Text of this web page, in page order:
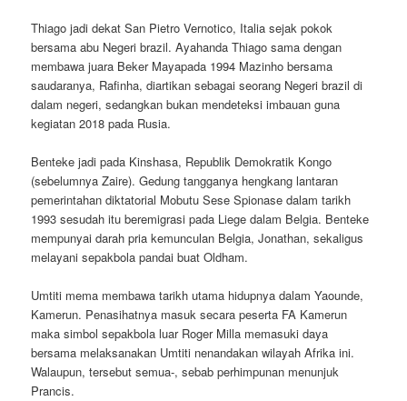
Thiago jadi dekat San Pietro Vernotico, Italia sejak pokok
bersama abu Negeri brazil. Ayahanda Thiago sama dengan
membawa juara Beker Mayapada 1994 Mazinho bersama
saudaranya, Rafinha, diartikan sebagai seorang Negeri brazil di
dalam negeri, sedangkan bukan mendeteksi imbauan guna
kegiatan 2018 pada Rusia.
Benteke jadi pada Kinshasa, Republik Demokratik Kongo
(sebelumnya Zaire). Gedung tangganya hengkang lantaran
pemerintahan diktatorial Mobutu Sese Spionase dalam tarikh
1993 sesudah itu beremigrasi pada Liege dalam Belgia. Benteke
mempunyai darah pria kemunculan Belgia, Jonathan, sekaligus
melayani sepakbola pandai buat Oldham.
Umtiti mema membawa tarikh utama hidupnya dalam Yaounde,
Kamerun. Penasihatnya masuk secara peserta FA Kamerun
maka simbol sepakbola luar Roger Milla memasuki daya
bersama melaksanakan Umtiti nenandakan wilayah Afrika ini.
Walaupun, tersebut semua-, sebab perhimpunan menunjuk
Prancis.